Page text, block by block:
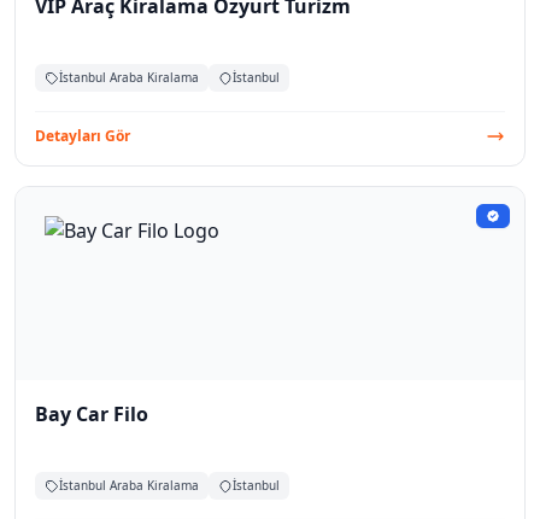
VIP Araç Kiralama Özyurt Turizm
İstanbul Araba Kiralama İstanbul
Detayları Gör
Bay Car Filo
İstanbul Araba Kiralama İstanbul